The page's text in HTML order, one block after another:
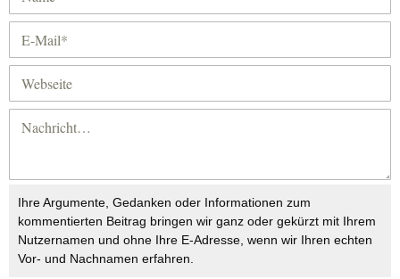
Ihre Argumente, Gedanken oder Informationen zum
kommentierten Beitrag bringen wir ganz oder gekürzt mit Ihrem
Nutzernamen und ohne Ihre E-Adresse, wenn wir Ihren echten
Vor- und Nachnamen erfahren.